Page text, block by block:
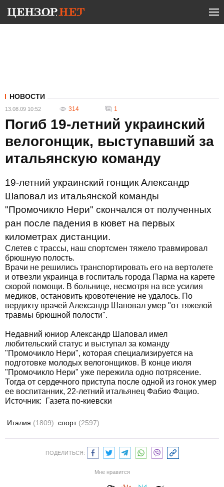
НОВОСТИ
13.08.09 10:52 314 1
Погиб 19-летний украинский
велогонщик, выступавший за
итальянскую команду
19-летний украинский гонщик Александр
Шаповал из итальянской команды
"Промочикло Нери" скончался от полученных
ран после падения в кювет на первых
километрах дистанции.
Слетев с трассы, наш спортсмен тяжело травмировал
брюшную полость.
Врачи не решились транспортировать его на вертолете
и отвезли украинца в госпиталь города Парма на карете
скорой помощи. В больнице, несмотря на все усилия
медиков, остановить кровотечение не удалось. По
вердикту врачей Александр Шаповал умер "от тяжелой
травмы брюшной полости".
Недавний юниор Александр Шаповал имел
любительский статус и выступал за команду
"Промочикло Нери", которая специализируется на
подготовке молодых велогонщиков. В конце июля
"Промочикло Нери" уже пережила одно потрясение.
Тогда от сердечного приступа после одной из гонок умер
ее воспитанник, 22-летний итальянец Фабио Фацио.
Источник: Газета по-киевски
Италия (1809) спорт (2597)
ПОДЕЛИТЬСЯ:
Мне нравится